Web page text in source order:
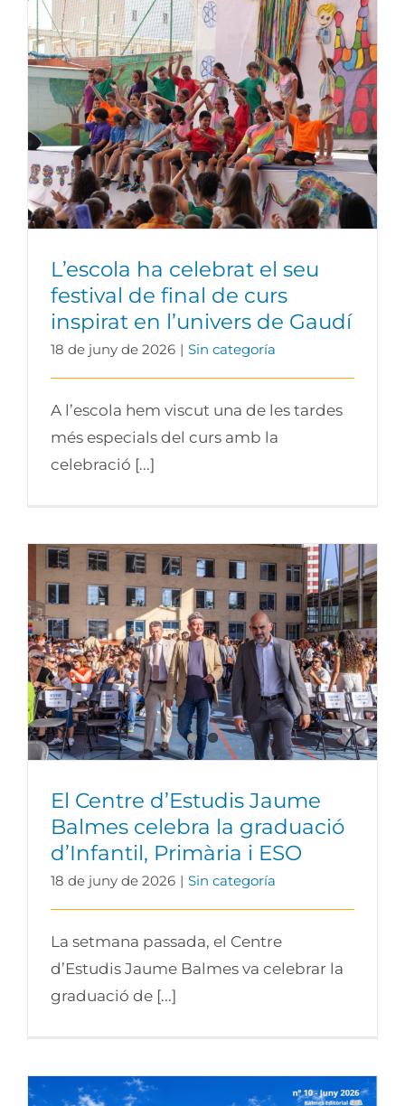
L’escola ha celebrat el seu festival de
final de curs inspirat en l’univers de
Gaudí
L’escola ha celebrat el seu
festival de final de curs
inspirat en l’univers de Gaudí
18 de juny de 2026 | Sin categoría
A l’escola hem viscut una de les tardes
més especials del curs amb la
celebració [...]
El Centre d’Estudis Jaume Balmes
celebra la graduació d’Infantil, Primària i
ESO
El Centre d’Estudis Jaume
Balmes celebra la graduació
d’Infantil, Primària i ESO
18 de juny de 2026 | Sin categoría
La setmana passada, el Centre
d’Estudis Jaume Balmes va celebrar la
graduació de [...]